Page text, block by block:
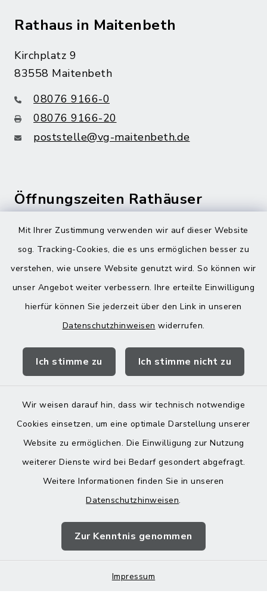
Mit Ihrer Zustimmung verwenden wir auf dieser Website
sog. Tracking-Cookies, die es uns ermöglichen besser zu
verstehen, wie unsere Website genutzt wird. So können wir
unser Angebot weiter verbessern. Ihre erteilte Einwilligung
hierfür können Sie jederzeit über den Link in unseren
Datenschutzhinweisen widerrufen.
Ich stimme zu Ich stimme nicht zu
Wir weisen darauf hin, dass wir technisch notwendige
Cookies einsetzen, um eine optimale Darstellung unserer
Website zu ermöglichen. Die Einwilligung zur Nutzung
weiterer Dienste wird bei Bedarf gesondert abgefragt.
Weitere Informationen finden Sie in unseren
Datenschutzhinweisen.
Zur Kenntnis genommen
Impressum
Rathaus in Maitenbeth
Kirchplatz 9
83558 Maitenbeth
08076 9166-0
08076 9166-20
poststelle@vg-maitenbeth.de
Öffnungszeiten Rathäuser
Montag bis Freitag:
08:00-12:00 Uhr
Donnerstag zusätzlich:
13:00-18:00 Uhr
Landratsamt Mühldorf
Barrierefreiheit
Impressum
Sitemap